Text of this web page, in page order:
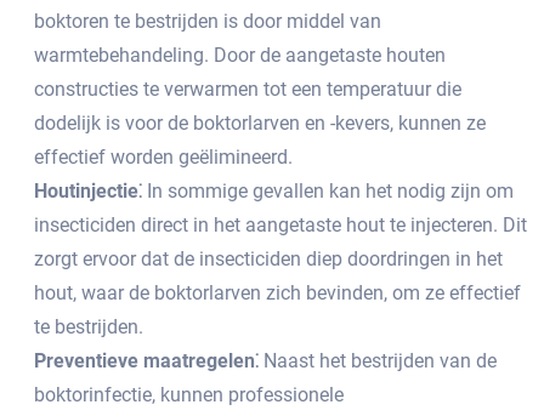
boktoren te bestrijden is door middel van
warmtebehandeling.​ Door de aangetaste houten
constructies te verwarmen tot een temperatuur die
dodelijk is voor de boktorlarven en -kevers, kunnen ze
effectief worden geëlimineerd.​
Houtinjectie⁚ In sommige gevallen kan het nodig zijn om
insecticiden direct in het aangetaste hout te injecteren.​ Dit
zorgt ervoor dat de insecticiden diep doordringen in het
hout, waar de boktorlarven zich bevinden, om ze effectief
te bestrijden.
Preventieve maatregelen⁚ Naast het bestrijden van de
boktorinfectie, kunnen professionele